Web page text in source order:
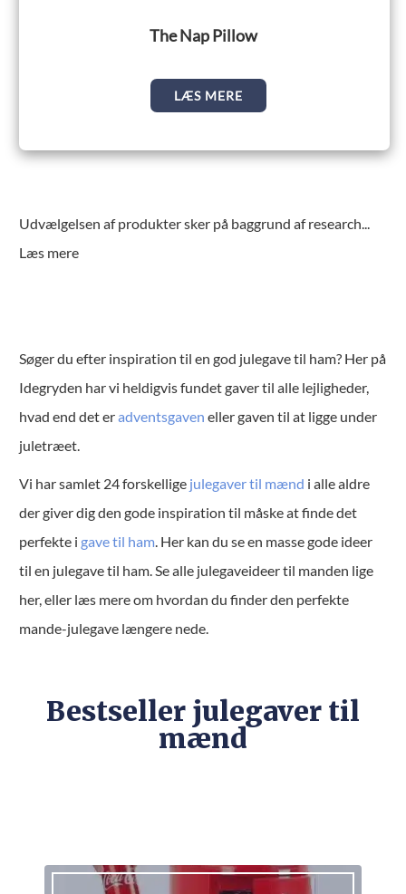
The Nap Pillow
LÆS MERE
Udvælgelsen af produkter sker på baggrund af research...
Læs mere
Søger du efter inspiration til en god julegave til ham? Her på
Idegryden har vi heldigvis fundet gaver til alle lejligheder,
hvad end det eradventsgaven eller gaven til at ligge under
juletræet.
Vi har samlet 24 forskellige julegaver til mænd i alle aldre
der giver dig den gode inspiration til måske at finde det
perfekte i gave til ham. Her kan du se en masse gode ideer
til en julegave til ham. Se alle julegaveideer til manden lige
her, eller læs mere om hvordan du finder den perfekte
mande-julegave længere nede.
Bestseller julegaver til
mænd